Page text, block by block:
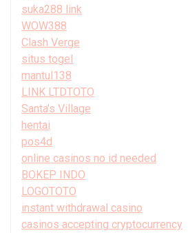
suka288 link
WOW388
Clash Verge
situs togel
mantul138
LINK LTDTOTO
Santa’s Village
hentai
pos4d
online casinos no id needed
BOKEP INDO
LOGOTOTO
instant withdrawal casino
casinos accepting cryptocurrency